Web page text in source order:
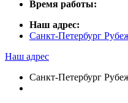
Время работы:
Наш адрес:
Санкт-Петербург
Наш адрес
Санкт-Петербург